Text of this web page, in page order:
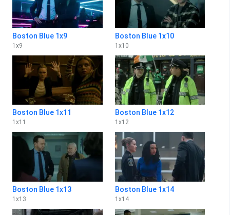
Boston Blue 1x9
1 x9
Boston Blue 1x10
1 x10
Boston Blue 1x11
1 x11
Boston Blue 1x12
1 x12
Boston Blue 1x13
1 x13
Boston Blue 1x14
1 x14